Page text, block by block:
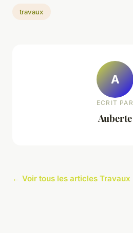
travaux
A
ECRIT PAR
Auberte
← Voir tous les articles Travaux